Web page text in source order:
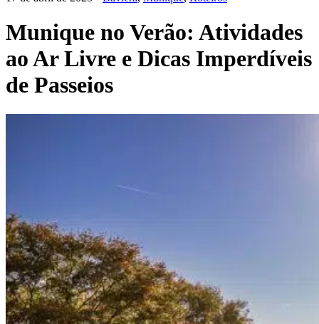
Munique no Verão: Atividades
ao Ar Livre e Dicas Imperdíveis
de Passeios